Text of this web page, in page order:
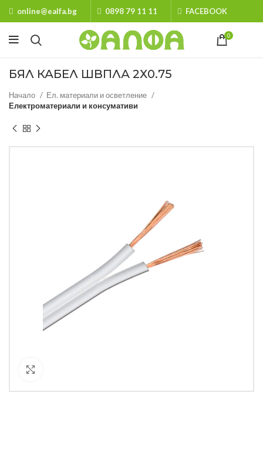
online@ealfa.bg 0898 79 11 11 FACEBOOK
0
БЯЛ КАБЕЛ ШВПЛА 2Х0.75
Начало
Ел. материали и осветление
Електроматериали и консумативи